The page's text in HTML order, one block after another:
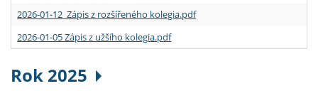
2026-01-12 Zápis z rozšířeného kolegia.pdf
2026-01-05 Zápis z užšího kolegia.pdf
Rok 2025